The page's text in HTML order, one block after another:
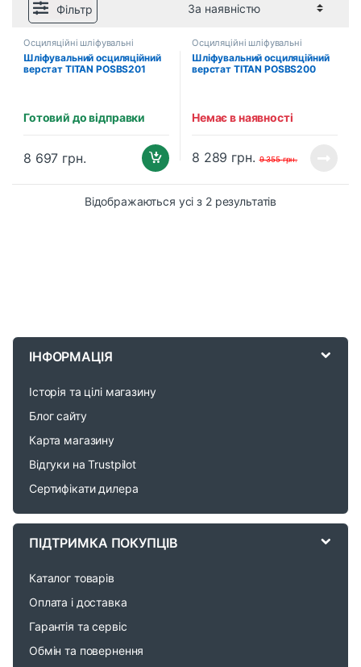
Фільтр
Осциляційні шліфувальні
верстати
Шліфувальний осциляційний
верстат TITAN POSBS201
Готовий до відправки
8 697 грн.
Осциляційні шліфувальні
верстати
Шліфувальний осциляційний
верстат TITAN POSBS200
Немає в наявності
8 289 грн. 9 355грн.
Відображаються усі з 2 результатів
C
ІНФОРМАЦІЯ
Історія та цілі магазину
Блог сайту
Карта магазину
Відгуки на Trustpilot
Сертифікати дилера
ПІДТРИМКА ПОКУПЦІВ
Каталог товарів
Оплата і доставка
Гарантія та сервіс
Обмін та повернення